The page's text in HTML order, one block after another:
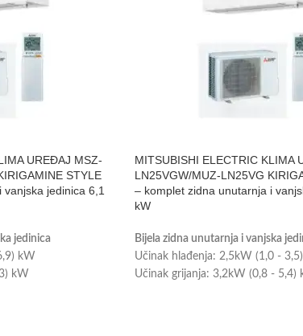
UREĐAJ MSZ-
STYLE
jedinica 6,1
jedinica
kW
kW
MITSUBISHI ELECTRIC KLIMA
LN25VGW/MUZ-LN25VG
– komplet zidna unutarnja i
kW
Bijela zidna unutarnja i vanjska
Učinak hlađenja: 2,5kW (1,0 -
Učinak grijanja: 3,2kW (0,8 - 5,4)